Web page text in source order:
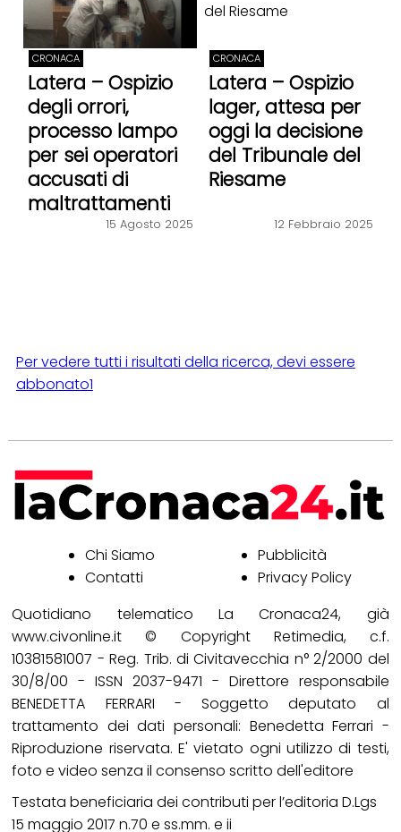
CRONACA
Latera – Ospizio
degli orrori,
processo lampo
per sei operatori
accusati di
maltrattamenti
15 Agosto 2025
CRONACA
Latera – Ospizio
lager, attesa per
oggi la decisione
del Tribunale del
Riesame
12 Febbraio 2025
Per vedere tutti i risultati della ricerca, devi essere
abbonato1
Chi Siamo
Contatti
Pubblicità
Privacy Policy
Quotidiano telematico La Cronaca24, già
www.civonline.it © Copyright Retimedia, c.f.
10381581007 - Reg. Trib. di Civitavecchia n° 2/2000 del
30/8/00 - ISSN 2037-9471 - Direttore responsabile
BENEDETTA FERRARI - Soggetto deputato al
trattamento dei dati personali: Benedetta Ferrari -
Riproduzione riservata. E' vietato ogni utilizzo di testi,
foto e video senza il consenso scritto dell'editore
Testata beneficiaria dei contributi per l’editoria D.Lgs
15 maggio 2017 n.70 e ss.mm. e ii